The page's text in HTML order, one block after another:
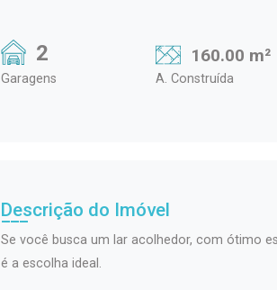
2
Garagens
160.00 m²
A. Construída
Descrição do Imóvel
Se você busca um lar acolhedor, com ótimo
é a escolha ideal.